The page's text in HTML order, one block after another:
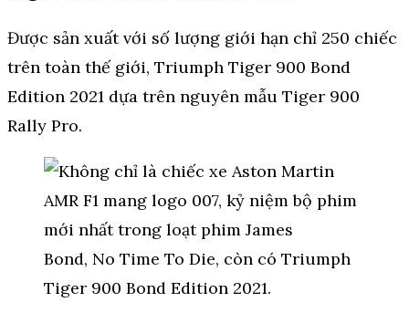
Được sản xuất với số lượng giới hạn chỉ 250 chiếc
trên toàn thế giới, Triumph Tiger 900 Bond
Edition 2021 dựa trên nguyên mẫu Tiger 900
Rally Pro.